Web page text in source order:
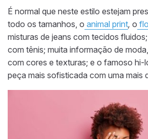
É normal que neste estilo estejam
todo os tamanhos, o animal print, o
misturas de jeans com tecidos
com tênis; muita informação de
com cores e texturas; e o famoso hi-
peça mais sofisticada com uma mais